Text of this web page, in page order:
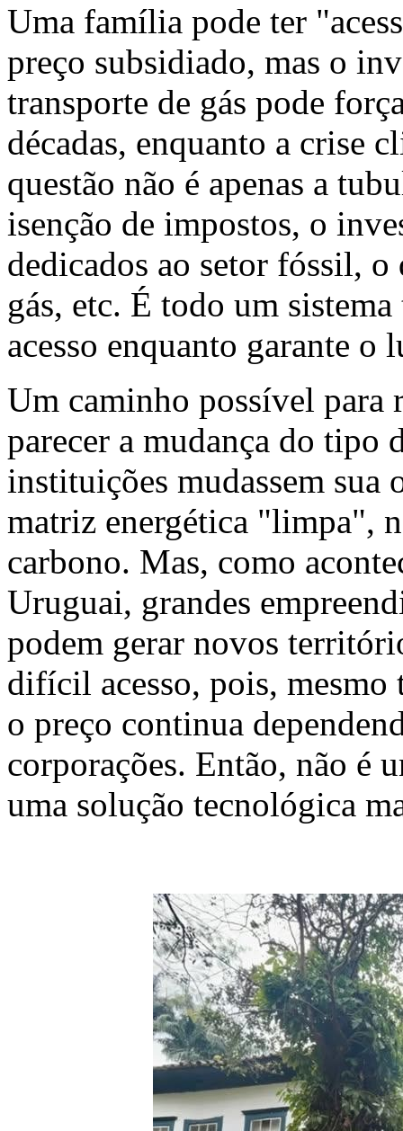
Uma família pode ter
preço subsidiado, mas o
transporte de gás pode
décadas, enquanto a crise
questão não é apenas a
isenção de impostos, o
dedicados ao setor fóssil,
gás, etc. É todo um
acesso enquanto garante o
Um caminho possível para
parecer a mudança do tipo
instituições mudassem sua
matriz energética "limpa",
carbono. Mas, como
Uruguai, grandes
podem gerar novos
difícil acesso, pois,
o preço continua
corporações. Então, não é
uma solução tecnológica